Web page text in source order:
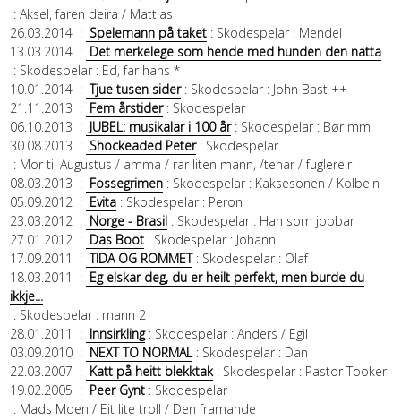
: Aksel, faren deira / Mattias
26.03.2014: Spelemann på taket: Skodespelar: Mendel
13.03.2014: Det merkelege som hende med hunden den natta
: Skodespelar: Ed, far hans *
10.01.2014: Tjue tusen sider: Skodespelar: John Bast ++
21.11.2013 : Fem årstider: Skodespelar
06.10.2013 : JUBEL: musikalar i 100 år: Skodespelar: Bør mm
30.08.2013 : Shockeaded Peter: Skodespelar
: Mor til Augustus / amma / rar liten mann, /tenar / fuglereir
08.03.2013 : Fossegrimen: Skodespelar: Kaksesonen / Kolbein
05.09.2012: Evita: Skodespelar: Peron
23.03.2012: Norge - Brasil: Skodespelar: Han som jobbar
27.01.2012: Das Boot: Skodespelar: Johann
17.09.2011
: TIDA OG ROMMET: Skodespelar: Olaf
18.03.2011
: Eg elskar deg, du er heilt perfekt, men burde du
ikkje...
: Skodespelar: mann 2
28.01.2011
: Innsirkling: Skodespelar: Anders / Egil
03.09.2010: NEXT TO NORMAL: Skodespelar: Dan
22.03.2007 : Katt på heitt blekktak: Skodespelar: Pastor Tooker
19.02.2005 : Peer Gynt: Skodespelar
: Mads Moen / Eit lite troll / Den framande